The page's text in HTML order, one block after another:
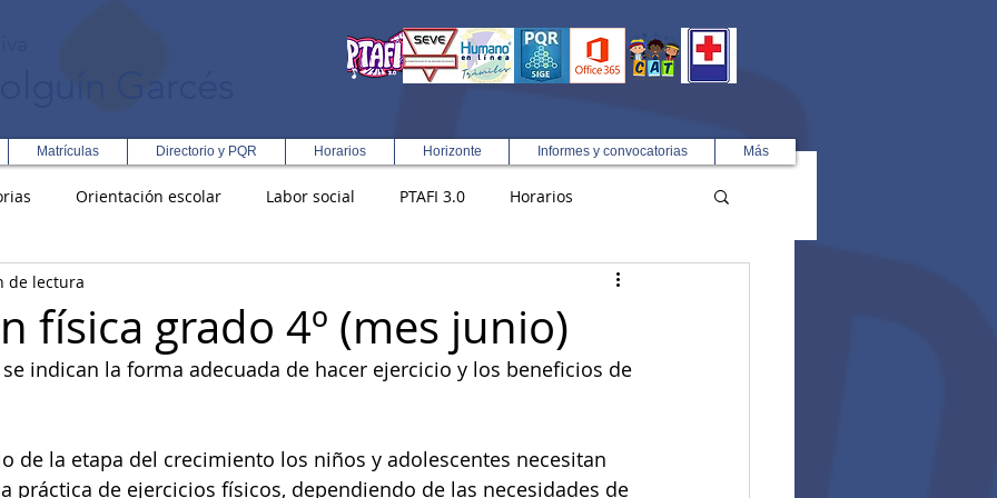
Matrículas Directorio y PQR Horarios Horizonte Informes y convocatorias Más
Orientación escolar Labor social PTAFI 3.0 Horarios
Integral en Turismo
Rectoría Democracia
física grado 4º (mes junio)
de lectura
indican la forma adecuada de hacer ejercicio y los beneficios de
de la etapa del crecimiento los niños y adolescentes necesitan
práctica de ejercicios físicos, dependiendo de las necesidades de